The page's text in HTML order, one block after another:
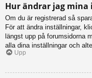
Hur ändrar jag
Om du är registrerad så
För att ändra inställningar,
längst upp på forumsidorna
alla dina inställningar och
Upp